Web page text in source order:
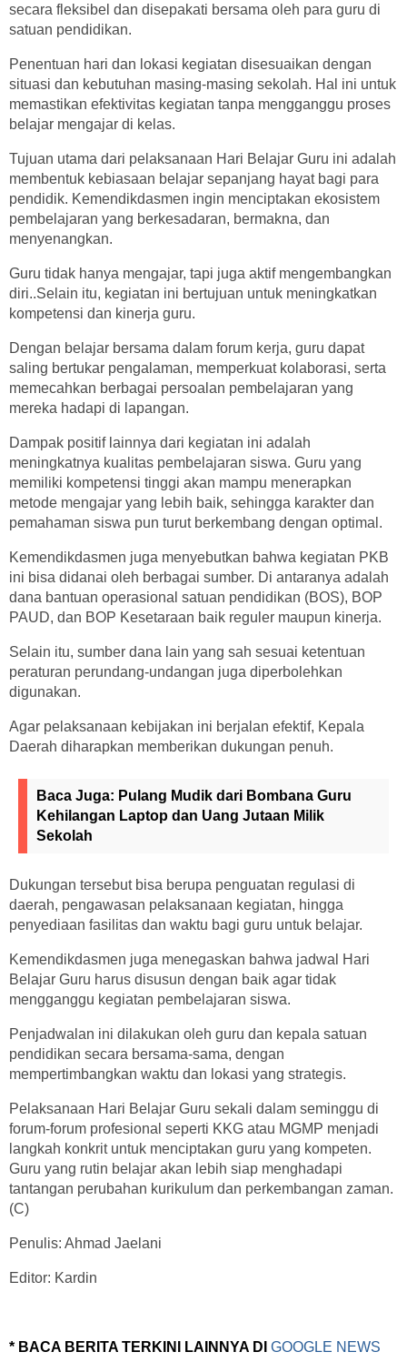
secara fleksibel dan disepakati bersama oleh para guru di
satuan pendidikan.
Penentuan hari dan lokasi kegiatan disesuaikan dengan
situasi dan kebutuhan masing-masing sekolah. Hal ini untuk
memastikan efektivitas kegiatan tanpa mengganggu proses
belajar mengajar di kelas.
Tujuan utama dari pelaksanaan Hari Belajar Guru ini adalah
membentuk kebiasaan belajar sepanjang hayat bagi para
pendidik. Kemendikdasmen ingin menciptakan ekosistem
pembelajaran yang berkesadaran, bermakna, dan
menyenangkan.
Guru tidak hanya mengajar, tapi juga aktif mengembangkan
diri..Selain itu, kegiatan ini bertujuan untuk meningkatkan
kompetensi dan kinerja guru.
Dengan belajar bersama dalam forum kerja, guru dapat
saling bertukar pengalaman, memperkuat kolaborasi, serta
memecahkan berbagai persoalan pembelajaran yang
mereka hadapi di lapangan.
Dampak positif lainnya dari kegiatan ini adalah
meningkatnya kualitas pembelajaran siswa. Guru yang
memiliki kompetensi tinggi akan mampu menerapkan
metode mengajar yang lebih baik, sehingga karakter dan
pemahaman siswa pun turut berkembang dengan optimal.
Kemendikdasmen juga menyebutkan bahwa kegiatan PKB
ini bisa didanai oleh berbagai sumber. Di antaranya adalah
dana bantuan operasional satuan pendidikan (BOS), BOP
PAUD, dan BOP Kesetaraan baik reguler maupun kinerja.
Selain itu, sumber dana lain yang sah sesuai ketentuan
peraturan perundang-undangan juga diperbolehkan
digunakan.
Agar pelaksanaan kebijakan ini berjalan efektif, Kepala
Daerah diharapkan memberikan dukungan penuh.
Baca Juga: Pulang Mudik dari Bombana Guru
Kehilangan Laptop dan Uang Jutaan Milik
Sekolah
Dukungan tersebut bisa berupa penguatan regulasi di
daerah, pengawasan pelaksanaan kegiatan, hingga
penyediaan fasilitas dan waktu bagi guru untuk belajar.
Kemendikdasmen juga menegaskan bahwa jadwal Hari
Belajar Guru harus disusun dengan baik agar tidak
mengganggu kegiatan pembelajaran siswa.
Penjadwalan ini dilakukan oleh guru dan kepala satuan
pendidikan secara bersama-sama, dengan
mempertimbangkan waktu dan lokasi yang strategis.
Pelaksanaan Hari Belajar Guru sekali dalam seminggu di
forum-forum profesional seperti KKG atau MGMP menjadi
langkah konkrit untuk menciptakan guru yang kompeten.
Guru yang rutin belajar akan lebih siap menghadapi
tantangan perubahan kurikulum dan perkembangan zaman.
(C)
Penulis: Ahmad Jaelani
Editor: Kardin
* BACA BERITA TERKINI LAINNYA DI GOOGLE NEWS